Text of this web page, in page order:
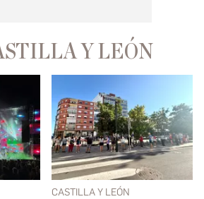
Y LEÓN
CASTILLA Y LEÓN